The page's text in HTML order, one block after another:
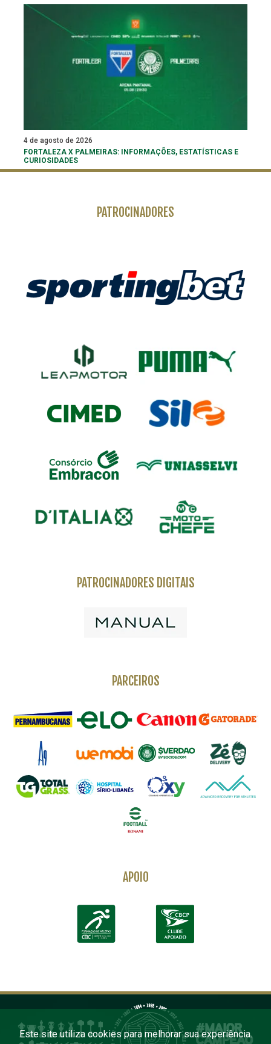
4 de agosto de 2026
FORTALEZA X PALMEIRAS: INFORMAÇÕES, ESTATÍSTICAS E
CURIOSIDADES
PATROCINADORES
PATROCINADORES DIGITAIS
PARCEIROS
APOIO
Este site utiliza cookies para melhorar sua experiência.